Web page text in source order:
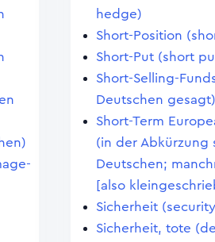
hedge)
Short-Position
Short-Put (short
Short-Selling-
Deutschen gesagt)
Short-Term
(in der Abkürzung
Deutschen;
[also
Sicherheit
Sicherheit, tote